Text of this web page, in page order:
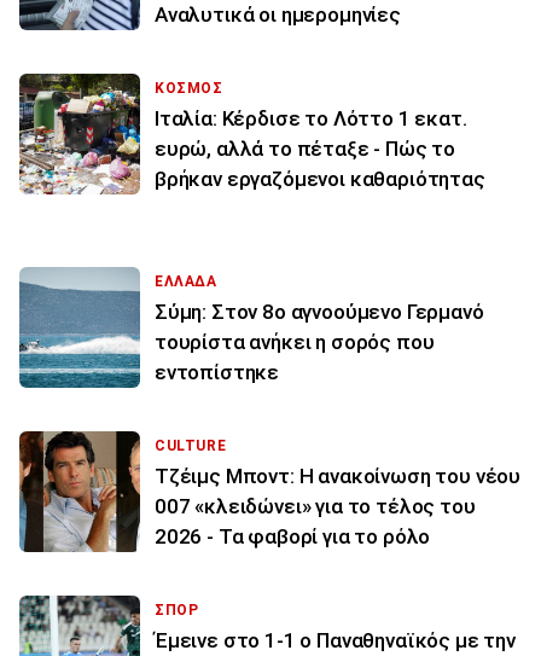
Αναλυτικά οι ημερομηνίες
ΚΟΣΜΟΣ
Ιταλία: Κέρδισε το Λόττο 1 εκατ.
ευρώ, αλλά το πέταξε - Πώς το
βρήκαν εργαζόμενοι καθαριότητας
ΕΛΛΑΔΑ
Σύμη: Στον 8ο αγνοούμενο Γερμανό
τουρίστα ανήκει η σορός που
εντοπίστηκε
CULTURE
Τζέιμς Μποντ: Η ανακοίνωση του νέου
007 «κλειδώνει» για το τέλος του
2026 - Τα φαβορί για το ρόλο
ΣΠΟΡ
Έμεινε στο 1-1 ο Παναθηναϊκός με την